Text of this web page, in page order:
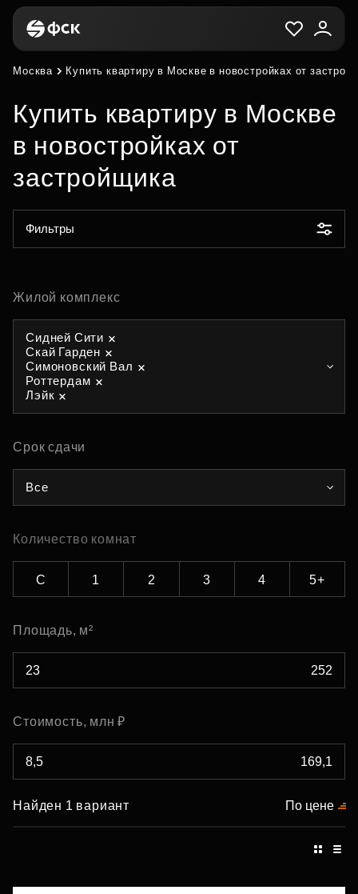
Москва Купить квартиру в Москве в новостройках от
Купить квартиру в Москве
в новостройках от
застройщика
Фильтры
Жилой комплекс
Сидней Сити
Скай Гарден
Симоновский Вал
Роттердам
Лэйк
Срок сдачи
Все
Количество комнат
С 1 2 3 4 5+
Площадь, м²
Стоимость, млн ₽
Найден 1 вариант По цене